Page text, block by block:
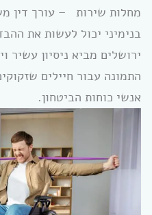
מחלות שירות – עורך דין
בנימיני יכול לעשות את
ירושלים מביא ניסיון
התמונה עבור חיילים
אנשי כוחות הביטחון.